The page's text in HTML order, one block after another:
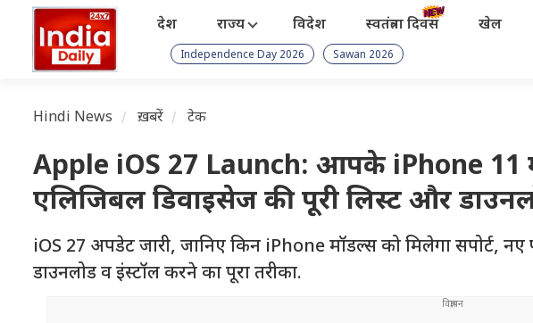
देश राज्य विदेश स्वतंत्रता दिवस खेल
Independence Day 2026 Sawan 2026
Hindi News ख़बरें टेक
Apple iOS 27 Launch: आपके iPhone 11
एलिजिबल डिवाइसेज की पूरी लिस्ट और
iOS 27 अपडेट जारी, जानिए किन iPhone मॉडल्स को मिलेगा सपोर्ट,
डाउनलोड व इंस्टॉल करने का पूरा तरीका.